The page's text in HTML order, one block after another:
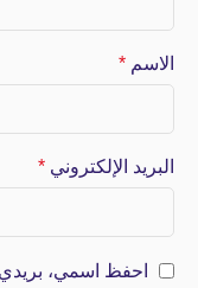
الاسم *
البريد الإلكتروني *
احفظ اسمي، بريدي